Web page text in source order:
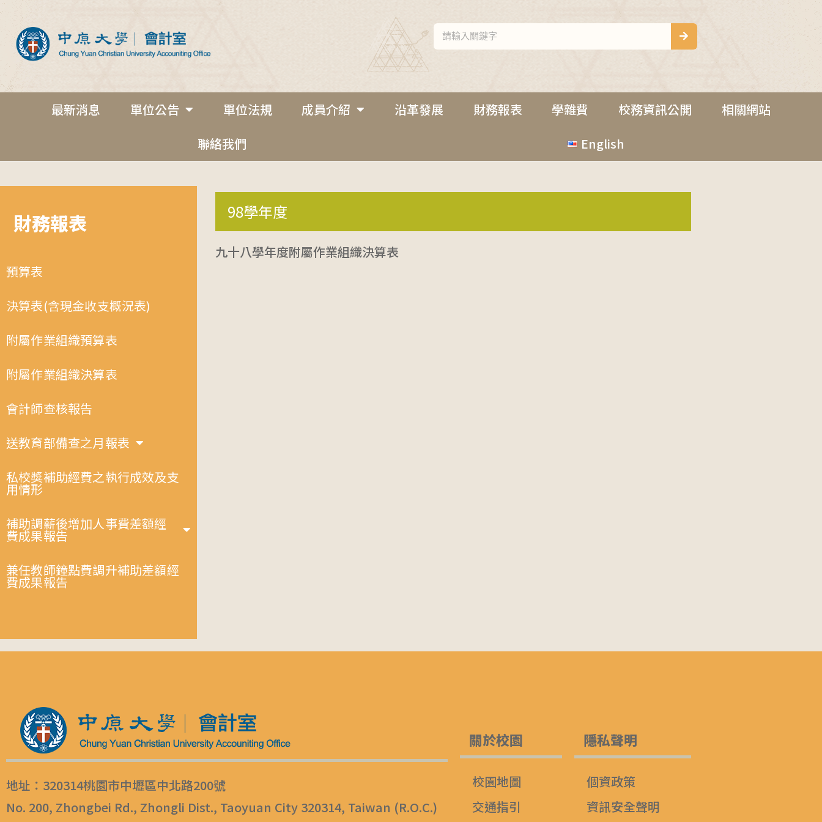
最新消息 單位公告 單位法規 成員介紹 沿革發展 財務報表 學雜費 校務資訊公開
相關網站
聯絡我們
English
財務報表
預算表
決算表(含現金收支概況表)
附屬作業組織預算表
附屬作業組織決算表
會計師查核報告
送教育部備查之月報表
私校獎補助經費之執行成效及支
用情形
補助調薪後增加人事費差額經
費成果報告
兼任教師鐘點費調升補助差額經
費成果報告
98學年度
九十八學年度附屬作業組織決算表
地址：320314桃園市中壢區中北路200號
No. 200, Zhongbei Rd., Zhongli Dist., Taoyuan City 320314, Taiwan (R.O.C.)
關於校園
校園地圖
交通指引
隱私聲明
個資政策
資訊安全聲明